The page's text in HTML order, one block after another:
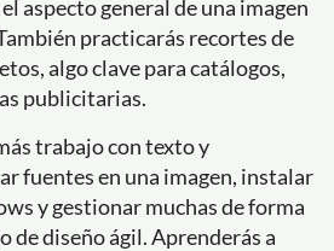
aspecto general de una imagen
practicarás recortes de
algo clave para catálogos,
publicitarias.
trabajo con texto y
fuentes en una imagen, instalar
y gestionar muchas de forma
de diseño ágil. Aprenderás a